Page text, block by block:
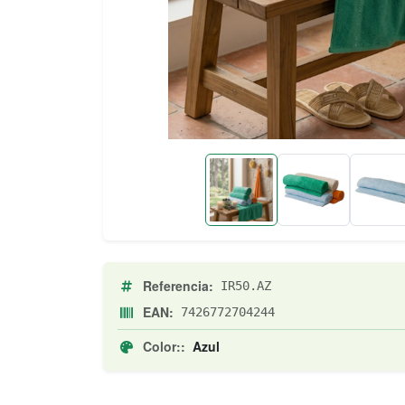
Referencia: IR50.AZ
EAN: 7426772704244
Color:: Azul